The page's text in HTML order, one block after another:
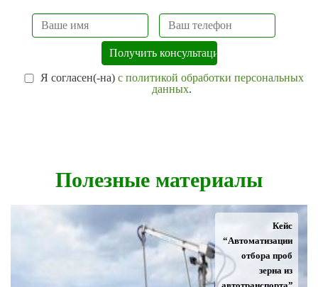
Я согласен(-на) с политикой обработки персональных
данных.
Полезные материалы
Кейс
“Автоматизации
отбора проб
зерна из